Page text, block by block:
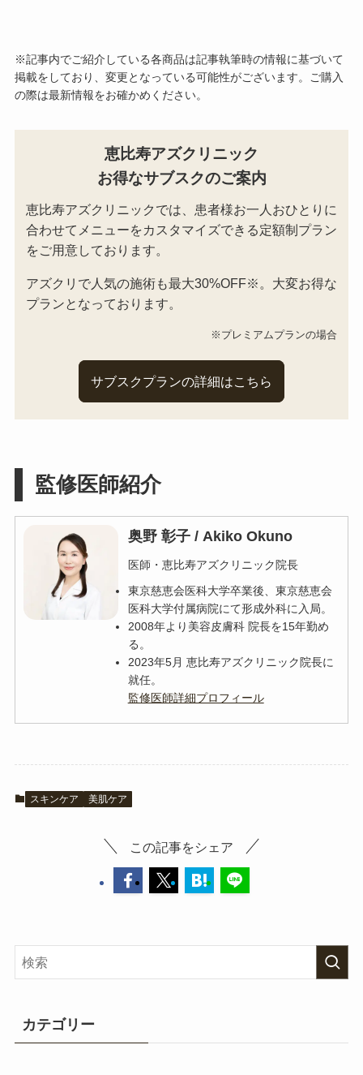
※記事内でご紹介している各商品は記事執筆時の情報に基づいて
掲載をしており、変更となっている可能性がございます。ご購入
の際は最新情報をお確かめください。
恵比寿アズクリニック
お得なサブスクのご案内
恵比寿アズクリニックでは、患者様お一人おひとりに
合わせてメニューをカスタマイズできる定額制プラン
をご用意しております。
アズクリで人気の施術も最大30%OFF※ 。大変お得な
プランとなっております。
※プレミアムプランの場合
サブスクプランの詳細はこちら
監修医師紹介
奥野 彰子 / Akiko Okuno
医師・恵比寿アズクリニック院長
東京慈恵会医科大学卒業後、東京慈恵会
医科大学付属病院にて形成外科に入局。
2008年より美容皮膚科 院長を15年勤め
る。
2023年5月 恵比寿アズクリニック院長に
就任。
監修医師詳細プロフィール
スキンケア 美肌ケア
この記事をシェア
カテゴリー